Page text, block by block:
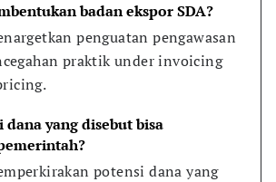
badan ekspor SDA?
penguatan pengawasan
praktik under invoicing
dana yang disebut bisa
potensi dana yang